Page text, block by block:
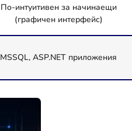
По-интуитивен за начинаещи
(графичен интерфейс)
MSSQL, ASP.NET приложения